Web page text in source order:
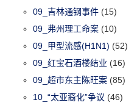
09_吉林通钢事件 (15)
09_弗州理工命案 (10)
09_甲型流感(H1N1) (52)
09_红宝石酒楼结业 (16)
09_超市东主陈旺案 (85)
10_“太亚裔化”争议 (46)